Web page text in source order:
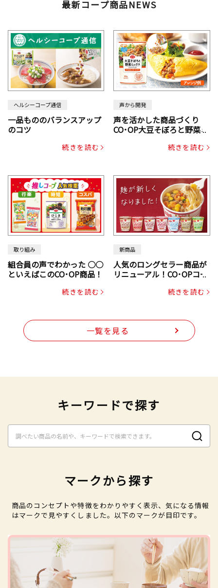
最新コープ商品NEWS
ヘルシーコープ通信
一品もののバランスアップ
のコツ
続きを読む
声から開発
声を活かした商品づくり
CO･OP大豆そぼろと野菜ミ
じん・コーン入り）続きを読む
取り組み
組合員の声でわかった ○○
といえばこのCO･OP商品！
続きを読む
新商品
人気のロングセラー商品が
リニューアル！CO･OPコー
続きを読む
一覧を見る
キーワードで探す
マークから探す
商品のコンセプトや特徴をわかりやすく表示、気になる情報
はマークで見やすくしました。以下のマークが目印です。